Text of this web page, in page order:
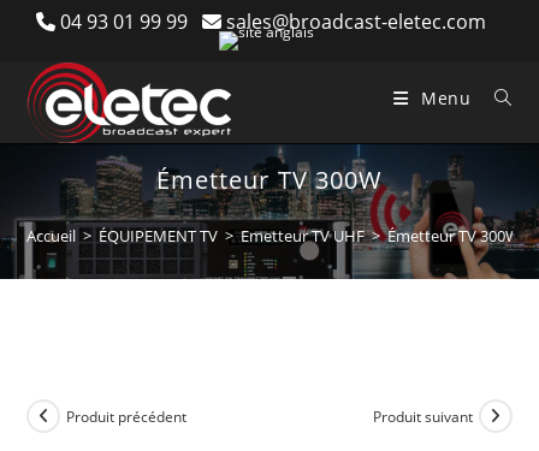
content
04 93 01 99 99 sales@broadcast-eletec.com
Menu
Émetteur TV 300W
Accueil > ÉQUIPEMENT TV > Emetteur TV UHF > Émetteur TV 300W
Produit précédent Produit suivant